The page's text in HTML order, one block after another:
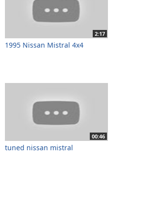
2:17
1995 Nissan Mistral 4x4
00:46
tuned nissan mistral